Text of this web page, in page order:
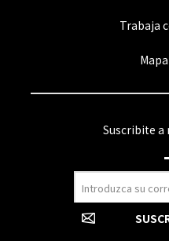
Trabaja
Suscribite